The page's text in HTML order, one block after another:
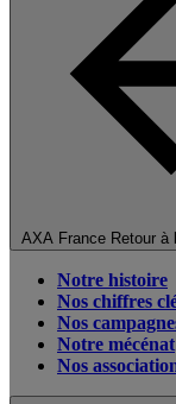
AXA France Retour à
Notre histoire
Nos chiffres
Nos
Notre mécénat
Nos